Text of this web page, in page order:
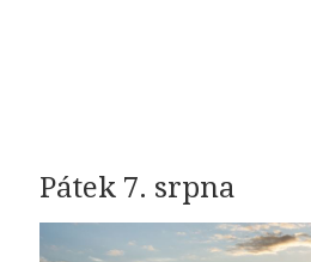
Pátek 7. srpna